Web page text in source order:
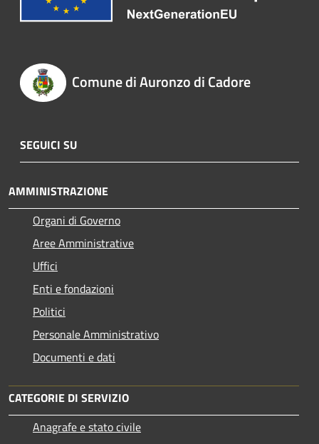
Comune di Auronzo di Cadore
SEGUICI SU
AMMINISTRAZIONE
Organi di Governo
Aree Amministrative
Uffici
Enti e fondazioni
Politici
Personale Amministrativo
Documenti e dati
CATEGORIE DI SERVIZIO
Anagrafe e stato civile